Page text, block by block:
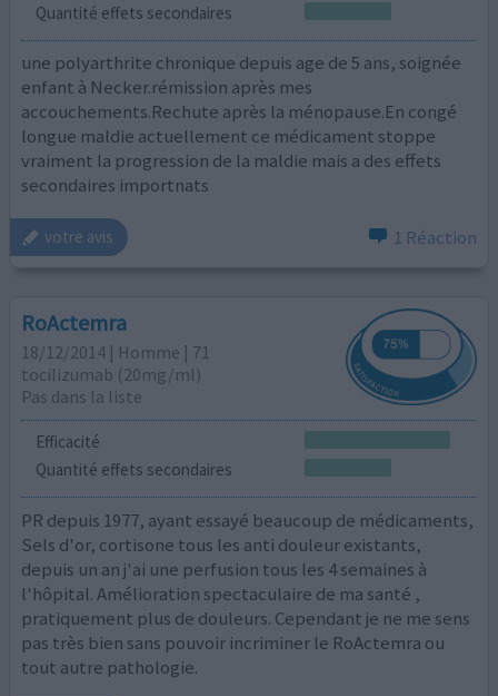
Quantité effets secondaires
une polyarthrite chronique depuis age de 5 ans, soignée
enfant à Necker.rémission après mes
accouchements.Rechute après la ménopause.En congé
longue maldie actuellement ce médicament stoppe
vraiment la progression de la maldie mais a des effets
secondaires importnats
votre avis 1 Réaction
RoActemra
18/12/2014 | Homme | 71
tocilizumab (20mg/ml)
Pas dans la liste
Efficacité
Quantité effets secondaires
PR depuis 1977, ayant essayé beaucoup de médicaments,
Sels d'or, cortisone tous les anti douleur existants,
depuis un an j'ai une perfusion tous les 4 semaines à
l'hôpital. Amélioration spectaculaire de ma santé ,
pratiquement plus de douleurs. Cependant je ne me sens
pas très bien sans pouvoir incriminer le RoActemra ou
tout autre pathologie.